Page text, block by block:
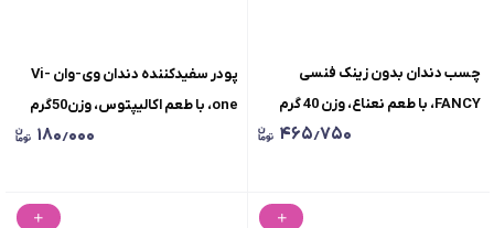
چسب دندان بدون زینک فنسی
FANCY، با طعم نعناع، وزن 40 گرم
۴۶۵٫۷۵۰
پودر سفیدکننده دندان وی-وان Vi-
one، با طعم اکالیپتوس، وزن50گرم
۱۸۰٫۰۰۰